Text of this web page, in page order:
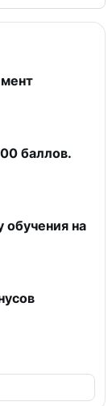
баллов.
обучения на